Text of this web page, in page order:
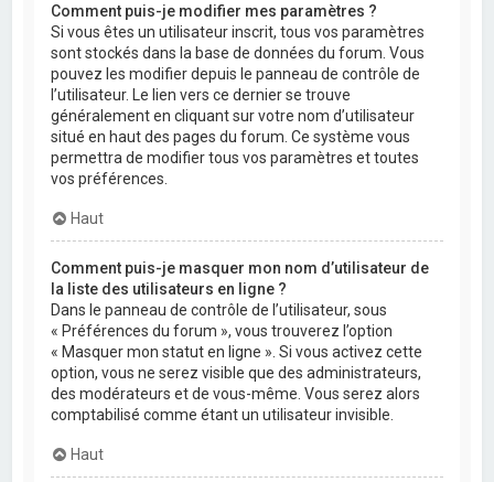
Comment puis-je modifier mes paramètres ?
Si vous êtes un utilisateur inscrit, tous vos paramètres
sont stockés dans la base de données du forum. Vous
pouvez les modifier depuis le panneau de contrôle de
l’utilisateur. Le lien vers ce dernier se trouve
généralement en cliquant sur votre nom d’utilisateur
situé en haut des pages du forum. Ce système vous
permettra de modifier tous vos paramètres et toutes
vos préférences.
Haut
Comment puis-je masquer mon nom d’utilisateur de
la liste des utilisateurs en ligne ?
Dans le panneau de contrôle de l’utilisateur, sous
« Préférences du forum », vous trouverez l’option
« Masquer mon statut en ligne ». Si vous activez cette
option, vous ne serez visible que des administrateurs,
des modérateurs et de vous-même. Vous serez alors
comptabilisé comme étant un utilisateur invisible.
Haut